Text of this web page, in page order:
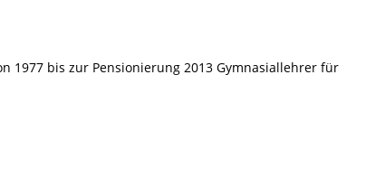
1977 bis zur Pensionierung 2013 Gymnasiallehrer für